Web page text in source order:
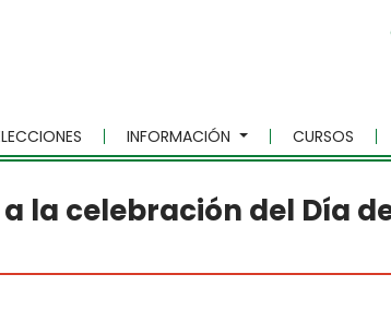
INFORMACIÓN CURSOS
a la celebración del Día